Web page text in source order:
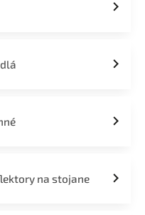
na stojane